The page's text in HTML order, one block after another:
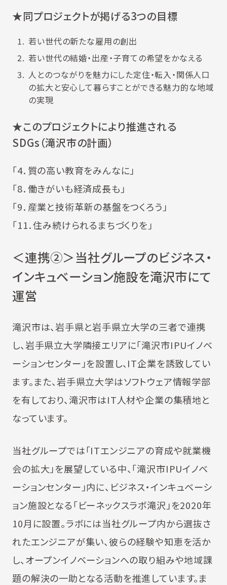
★同プロジェクトが掲げる3つの目標
若い世代の新たな雇用の創出
若い世代の結婚・出産・子育ての希望をかなえる
人とのつながりを魅力にした定住・転入・関係人口
の拡大と安心して暮らすことができる魅力的な地域
の実現
★このプロジェクトにより推進される
SDGs（滝沢市の計画）
「4．質の高い教育をみんなに」
「8．働きがいも経済成長も」
「9．産業と技術革新の基盤をつくろう」
「11．住み続けられるまちづくりを」
＜連携②＞当社グループのビジネス・
インキュベーション施設を滝沢市にて
運営
滝沢市は、岩手県と岩手県立大学の三者で連携
し、岩手県立大学隣接エリアに「滝沢市IPUイノベ
ーションセンター」を設置し、IT企業を誘致してい
ます。また、岩手県立大学はソフトウェア情報学部
を有しており、滝沢市はIT人材や企業の集積地と
なっています。
当社グループでは「ITエンジニアの育成や就業機
会の拡大」を展望している中、「滝沢市IPUイノベ
ーションセンター」内に、ビジネス・インキュベーシ
ョン施設となる「ビーネックスラボ滝沢」を2020年
10月に設置。ラボには当社グループ内から選抜さ
れたエンジニアが集い、彼らの経験や知恵を活か
し、オープンイノベーションへの取り組みや地域課
題の解決の一助となる活動を推進しています。ま